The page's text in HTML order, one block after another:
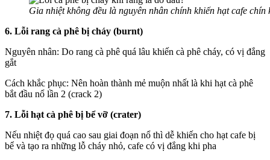
Gia nhiệt không đều là nguyên nhân chính khiến hạt cafe chín
6. Lỗi rang cà phê bị cháy (burnt)
Nguyên nhân: Do rang cà phê quá lâu khiến cà phê cháy, có vị đắng
gắt
Cách khắc phục: Nên hoàn thành mẻ muộn nhất là khi hạt cà phê
bắt đầu nổ lần 2 (crack 2)
7. Lỗi hạt cà phê bị bể vỡ (crater)
Nếu nhiệt đọ quá cao sau giai đoạn nổ thì dễ khiến cho hạt cafe bị
bể và tạo ra những lỗ cháy nhỏ, cafe có vị đắng khi pha